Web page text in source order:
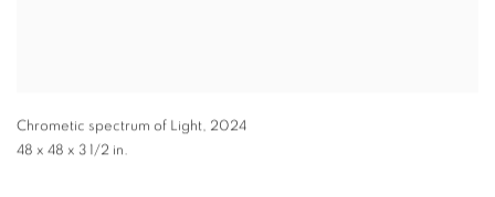
Chrometic spectrum of Light, 2024
48 x 48 x 3 1/2 in.